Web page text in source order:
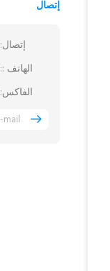
إتصال
إتصال:
الهاتف ::
الفاكس: